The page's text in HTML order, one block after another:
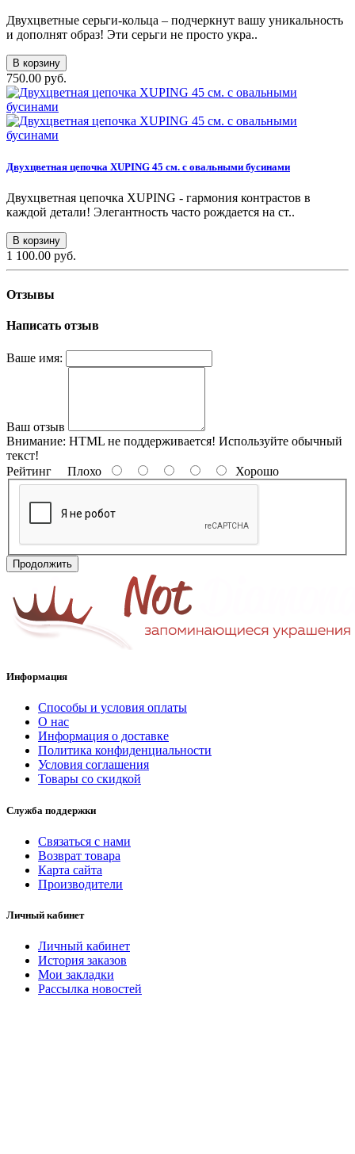
Двухцветные серьги-кольца – подчеркнут вашу уникальность
и дополнят образ! Эти серьги не просто укра..
В корзину
750.00 руб.
Двухцветная цепочка XUPING 45 см. с овальными бусинами
Двухцветная цепочка XUPING - гармония контрастов в
каждой детали! Элегантность часто рождается на ст..
В корзину
1 100.00 руб.
Отзывы
Написать отзыв
Ваше имя:
Ваш отзыв
Внимание: HTML не поддерживается! Используйте обычный
текст!
Рейтинг Плохо Хорошо
Продолжить
Информация
Способы и условия оплаты
О нас
Информация о доставке
Политика конфиденциальности
Условия соглашения
Товары со скидкой
Служба поддержки
Связаться с нами
Возврат товара
Карта сайта
Производители
Личный кабинет
Личный кабинет
История заказов
Мои закладки
Рассылка новостей